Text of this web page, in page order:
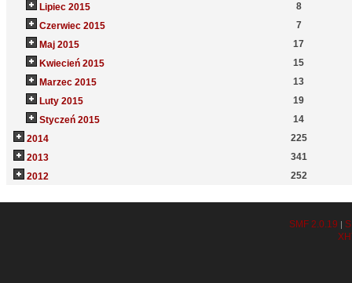
Lipiec 2015
8
Czerwiec 2015
7
Maj 2015
17
Kwiecień 2015
15
Marzec 2015
13
Luty 2015
19
Styczeń 2015
14
2014
225
2013
341
2012
252
SMF 2.0.19